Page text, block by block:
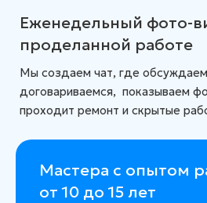
Еженедельный фото-
проделанной работе
Мы создаем чат, где
договариваемся, показываем
проходит ремонт и скрытые
Мастера с опытом
от 10 до 15 лет